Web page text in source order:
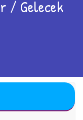
/ Gelecek